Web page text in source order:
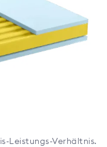
Leistungs-Verhältnis.